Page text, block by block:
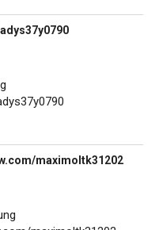
maximoltk31202